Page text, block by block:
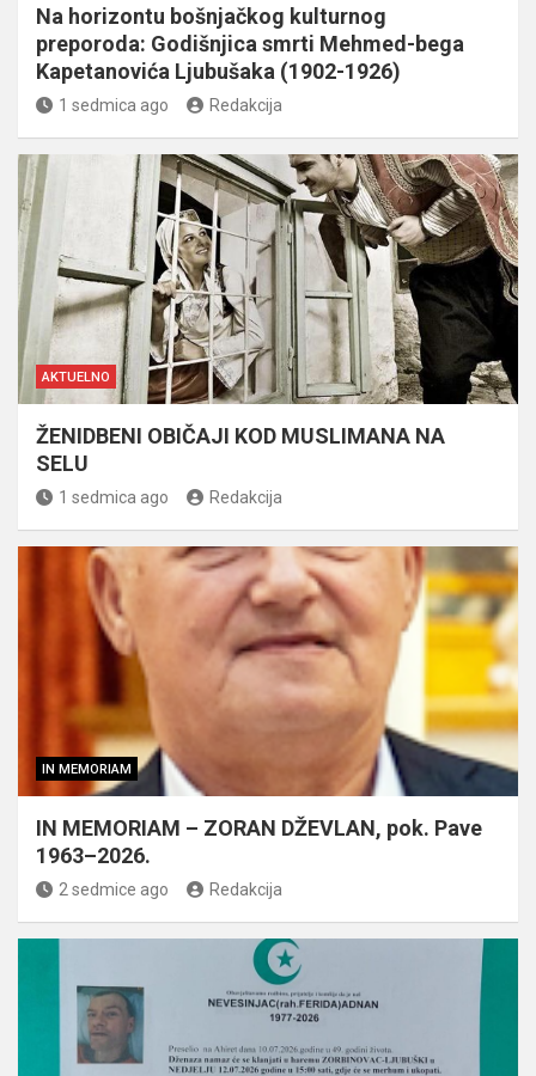
Na horizontu bošnjačkog kulturnog
preporoda: Godišnjica smrti Mehmed-bega
Kapetanovića Ljubušaka (1902-1926)
1 sedmica ago Redakcija
AKTUELNO
ŽENIDBENI OBIČAJI KOD MUSLIMANA NA
SELU
1 sedmica ago Redakcija
IN MEMORIAM
IN MEMORIAM – ZORAN DŽEVLAN, pok. Pave
1963–2026.
2 sedmice ago Redakcija